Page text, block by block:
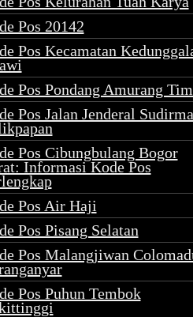
Pos 20142
Pos Kecamatan
Pos Pondang Amurang
Pos Jalan Jenderal
Pos Cibungbulang Bogor
Informasi Kode Pos
Pos Air Haji
Pos Pisang Selatan
Pos Malangjiwan
Pos Puhun Tembok